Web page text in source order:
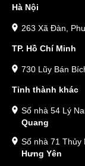
Hà Nội
263 Xã Đàn,
TP. Hồ Chí Minh
730 Lũy Bán
Tỉnh thành khác
Số nhà 54 Lý
Quang
Số nhà 71 Thủy
Hưng Yên